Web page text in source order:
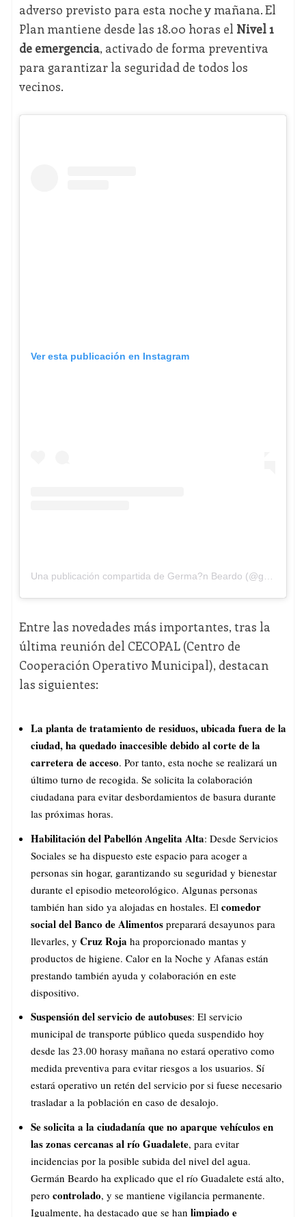
adverso previsto para esta noche y mañana. El
Plan mantiene desde las 18.00 horas el Nivel 1
de emergencia, activado de forma preventiva
para garantizar la seguridad de todos los
vecinos.
Ver esta publicación en Instagram
Entre las novedades más importantes, tras la
última reunión del CECOPAL (Centro de
Cooperación Operativo Municipal), destacan
las siguientes:
La planta de tratamiento de residuos, ubicada fuera de la
ciudad, ha quedado inaccesible debido al corte de la
carretera de acceso. Por tanto, esta noche se realizará un
último turno de recogida. Se solicita la colaboración
ciudadana para evitar desbordamientos de basura durante
las próximas horas.
Habilitación del Pabellón Angelita Alta: Desde Servicios
Sociales se ha dispuesto este espacio para acoger a
personas sin hogar, garantizando su seguridad y bienestar
durante el episodio meteorológico. Algunas personas
también han sido ya alojadas en hostales. Elcomedor
social del Banco de Alimentos preparará desayunos para
llevarles, yCruz Roja ha proporcionado mantas y
productos de higiene. Calor en la Noche y Afanas están
prestando también ayuda y colaboración en este
dispositivo.
Suspensión del servicio de autobuses: El servicio
municipal de transporte público queda suspendido hoy
desde las 23.00 horasy mañana no estará operativo como
medida preventiva para evitar riesgos a los usuarios. Sí
estará operativo un retén del servicio por si fuese necesario
trasladar a la población en caso de desalojo.
Se solicita a la ciudadanía que no aparque vehículos en
las zonas cercanas al río Guadalete, para evitar
incidencias por la posible subida del nivel del agua.
Germán Beardo ha explicado que el río Guadalete está alto,
perocontrolado, y se mantiene vigilancia permanente.
Igualmente, ha destacado que se hanlimpiado e